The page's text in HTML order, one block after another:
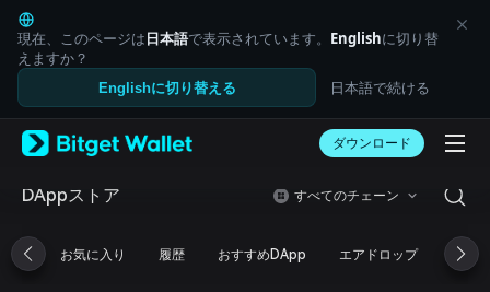
English
日本語
Tiếng Việt
Русский
Español (Latinoamérica)
Italiano
Deutsch
繁體中文
Português (Portugal)
現在、このページは日本語で表示されています。 Englishに切り替
えますか？
Englishに切り替える 日本語で続ける
ダウンロード
DAppストア すべてのチェーン
お気に入り 履歴 おすすめDApp エアドロップ DeFi